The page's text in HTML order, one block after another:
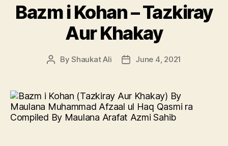
Bazm i Kohan – Tazkiray
Aur Khakay
PostByShaukat Ali
PostJune 4, 2021